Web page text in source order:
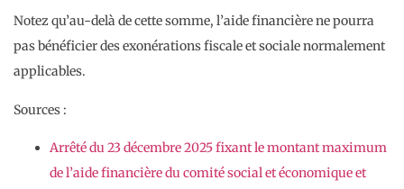
Notez qu’au-delà de cette somme, l’aide financière ne pourra
pas bénéficier des exonérations fiscale et sociale normalement
applicables.
Sources :
Arrêté du 23 décembre 2025 fixant le montant maximum
de l’aide financière du comité social et économique et